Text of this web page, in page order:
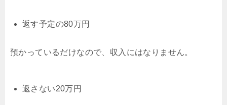
返す予定の80万円
預かっているだけなので、収入にはなりません。
返さない20万円